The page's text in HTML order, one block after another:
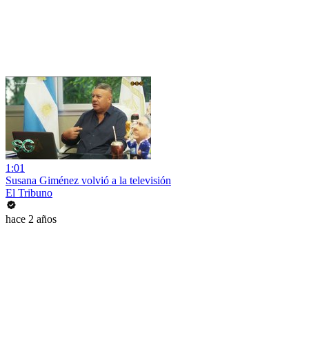
1:01
Susana Giménez volvió a la televisión
El Tribuno
hace 2 años